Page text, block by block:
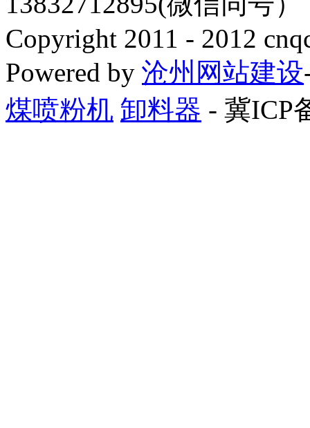
Copyright 2011 - 2012
Powered by 沧州网站建设
煤喷粉机 卸料器 - 冀ICP